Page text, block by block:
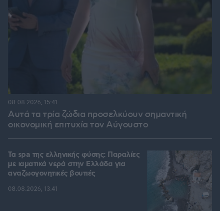
Αυτά τα τρία ζώδια προσελκύουν σημαντική
οικονομική επιτυχία τον Αύγουστο
08.08.2026, 15:41
Τα spa της ελληνικής φύσης: Παραλίες
με ιαματικά νερά στην Ελλάδα για
αναζωογονητικές βουτιές
08.08.2026, 13:41